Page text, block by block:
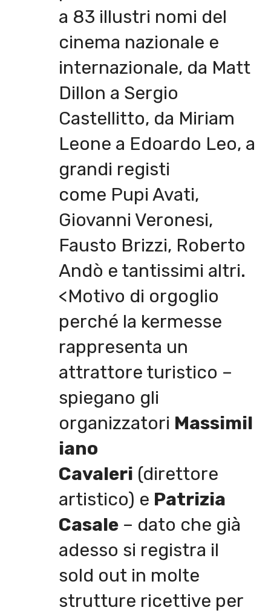
a 83 illustri nomi del
cinema nazionale e
internazionale, da Matt
Dillon a Sergio
Castellitto, da Miriam
Leone a Edoardo Leo, a
grandi registi
come Pupi Avati,
Giovanni Veronesi,
Fausto Brizzi, Roberto
Andò e tantissimi altri.
<Motivo di orgoglio
perché la kermesse
rappresenta un
attrattore turistico –
spiegano gli
organizzatori Massimil
iano
Cavaleri (direttore
artistico) e Patrizia
Casale – dato che già
adesso si registra il
sold out in molte
strutture ricettive per